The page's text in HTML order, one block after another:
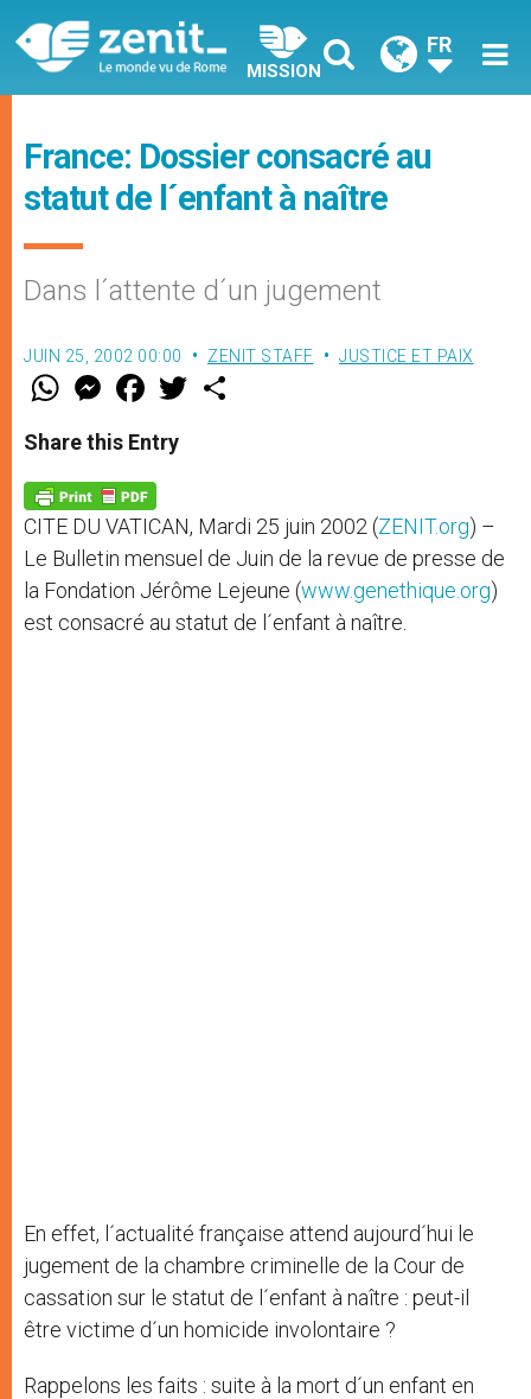
MISSION
FR
France: Dossier consacré au
statut de l´enfant à naître
Dans l´attente d´un jugement
JUIN 25, 2002 00:00 ZENIT STAFF JUSTICE ET PAIX
W
t
s
p
p
M
e
s
e
g
e
r
F
a
e
b
o
k
w
Share this Entry
CITE DU VATICAN, Mardi 25 juin 2002 (ZENIT.org) –
Le Bulletin mensuel de Juin de la revue de presse de
la Fondation Jérôme Lejeune (www.genethique.org)
est consacré au statut de l´enfant à naître.
En effet, l´actualité française attend aujourd´hui le
jugement de la chambre criminelle de la Cour de
cassation sur le statut de l´enfant à naître : peut-il
être victime d´un homicide involontaire ?
Rappelons les faits : suite à la mort d´un enfant en